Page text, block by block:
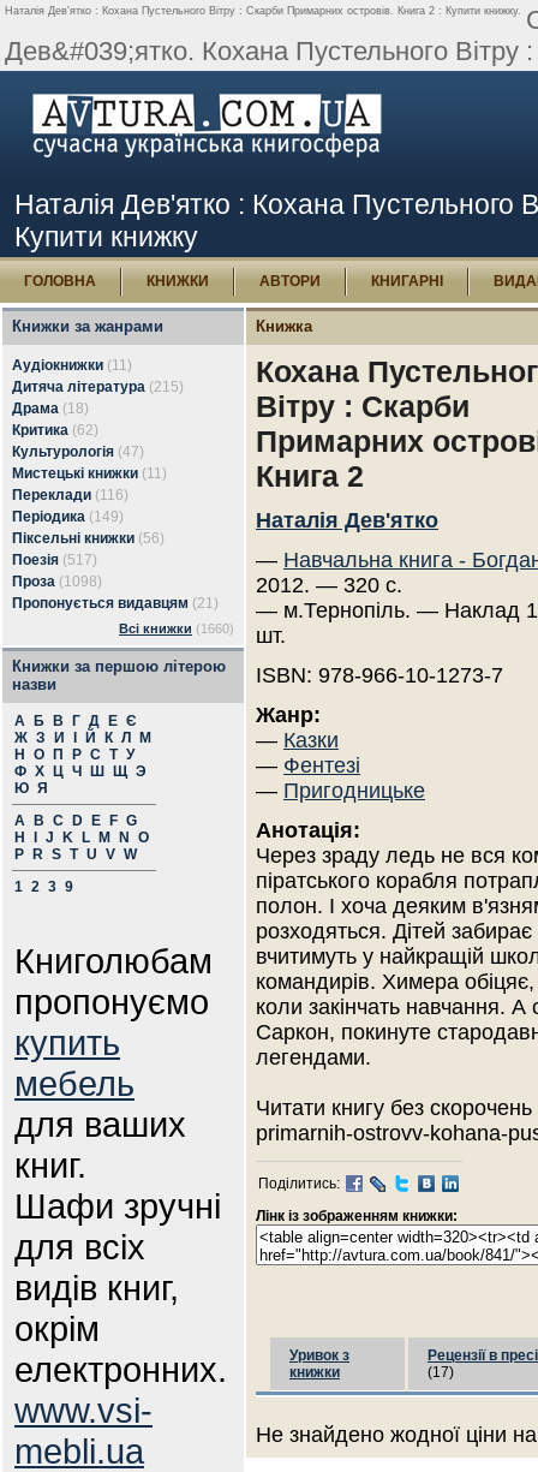
Наталія Дев'ятко : Кохана Пустельного Вітру : Скарби Примарних островів. Книга 2 : Купити книжку.
Дев&#039;ятко. Кохана Пустельного Вітру
Наталія Дев'ятко : Кохана Пустельного
Купити книжку
ГОЛОВНА КНИЖКИ АВТОРИ КНИГАРНІ
Книжки за жанрами
Аудіокнижки (11)
Дитяча література (215)
Драма (18)
Критика (62)
Культурологія (47)
Мистецькі книжки (11)
Переклади (116)
Періодика (149)
Піксельні книжки (56)
Поезія (517)
Проза (1098)
Пропонується видавцям (21)
Всі книжки (1660)
Книжки за першою літерою
назви
А Б В Г Д Е Є
Ж З И Й К Л
М
Н
О П Р С Т У
Ф Х Ц Ч Ш Щ Э
Ю Я
A
B C D E F G
H
J K L M N
O
P
R S T U V W
1 2 3 9
Книголюбам
пропонуємо
купить
мебель
для ваших
книг.
Шафи зручні
для всіх
видів книг,
окрім
електронних.
www.vsi-
mebli.ua
Книжка
Кохана
Вітру : Скарби
Примарних
Книга 2
Наталія Дев'ятко
— Навчальна книга -
2012. — 320 с.
— м.Тернопіль. — Наклад
шт.
ISBN: 978-966-10-1273-7
Жанр:
— Казки
— Фентезі
— Пригодницьке
Анотація:
Через зраду ледь не вся
піратського корабля
полон. І хоча деяким
розходяться. Дітей
вчитимуть у найкращій
командирів. Химера
коли закінчать навчання. А
Саркон, покинуте
легендами.
Читати книгу без
primarnih-ostrovv-kohana-
Поділитись:
Лінк із зображенням книжки:
Уривок з
книжки
Рецензії в пресі
(17)
Не знайдено жодної ціни